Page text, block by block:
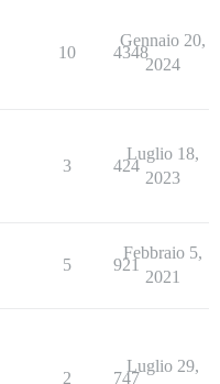
10 4348
Gennaio 20,
2024
3 424
Luglio 18,
2023
5 921
Febbraio 5,
2021
2 747
Luglio 29,